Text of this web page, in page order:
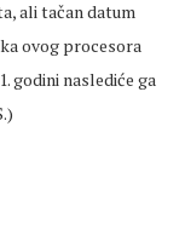
ali tačan datum
ovog procesora
godini naslediće ga